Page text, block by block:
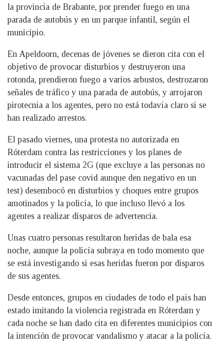
la provincia de Brabante, por prender fuego en una
parada de autobús y en un parque infantil, según el
municipio.
En Apeldoorn, decenas de jóvenes se dieron cita con el
objetivo de provocar disturbios y destruyeron una
rotonda, prendieron fuego a varios arbustos, destrozaron
señales de tráfico y una parada de autobús, y arrojaron
pirotecnia a los agentes, pero no está todavía claro si se
han realizado arrestos.
El pasado viernes, una protesta no autorizada en
Róterdam contra las restricciones y los planes de
introducir el sistema 2G (que excluye a las personas no
vacunadas del pase covid aunque den negativo en un
test) desembocó en disturbios y choques entre grupos
amotinados y la policía, lo que incluso llevó a los
agentes a realizar disparos de advertencia.
Unas cuatro personas resultaron heridas de bala esa
noche, aunque la policía subraya en todo momento que
se está investigando si esas heridas fueron por disparos
de sus agentes.
Desde entonces, grupos en ciudades de todo el país han
estado imitando la violencia registrada en Róterdam y
cada noche se han dado cita en diferentes municipios con
la intención de provocar vandalismo y atacar a la policía.